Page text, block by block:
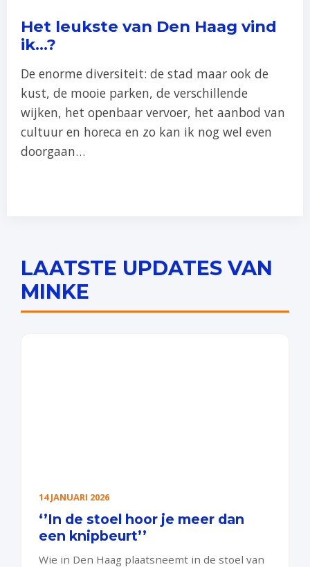
Het leukste van Den Haag vind
ik…?
De enorme diversiteit: de stad maar ook de
kust, de mooie parken, de verschillende
wijken, het openbaar vervoer, het aanbod van
cultuur en horeca en zo kan ik nog wel even
doorgaan…
LAATSTE UPDATES VAN
MINKE
14 JANUARI 2026
‘’In de stoel hoor je meer dan
een knipbeurt’’
Wie in Den Haag plaatsneemt in de stoel van